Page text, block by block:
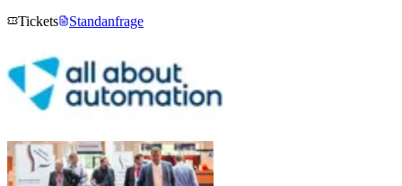
Tickets
Standanfrage